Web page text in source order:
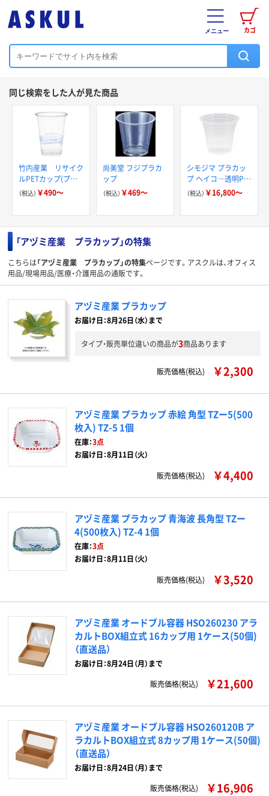
カゴ
メニュー
同じ検索をした人が見た商品
竹内産業 リサイク
ルPETカップ(プラ
カップ)
（税込） ￥490～
尚美堂 フジプラカ
ップ
（税込） ￥469～
シモジマ プラカッ
プ ヘイコ―透明PP
カップ 口径98
（税込） ￥16,800～
「アヅミ産業 プラカップ」の特集
こちらは「アヅミ産業 プラカップ」の特集ページです。アスクルは、オフィス
用品/現場用品/医療・介護用品の通販です。
アヅミ産業 プラカップ
お届け日：8月26日（水）まで
タイプ・販売単位違いの商品が3商品あります
販売価格(税込) ￥2,300
アヅミ産業 プラカップ 赤絵 角型 TZー5(500
枚入) TZ-5 1個
在庫：3点
お届け日：8月11日（火）
販売価格(税込) ￥4,400
アヅミ産業 プラカップ 青海波 長角型 TZー
4(500枚入) TZ-4 1個
在庫：3点
お届け日：8月11日（火）
販売価格(税込) ￥3,520
アヅミ産業 オードブル容器 HSO260230 アラ
カルトBOX組立式 16カップ用 1ケース(50個)
（直送品）
お届け日：8月24日（月）まで
販売価格(税込)
￥21,600
アヅミ産業 オードブル容器 HSO260120B ア
ラカルトBOX組立式 8カップ用 1ケース(50個)
（直送品）
お届け日：8月24日（月）まで
販売価格(税込)
￥16,906